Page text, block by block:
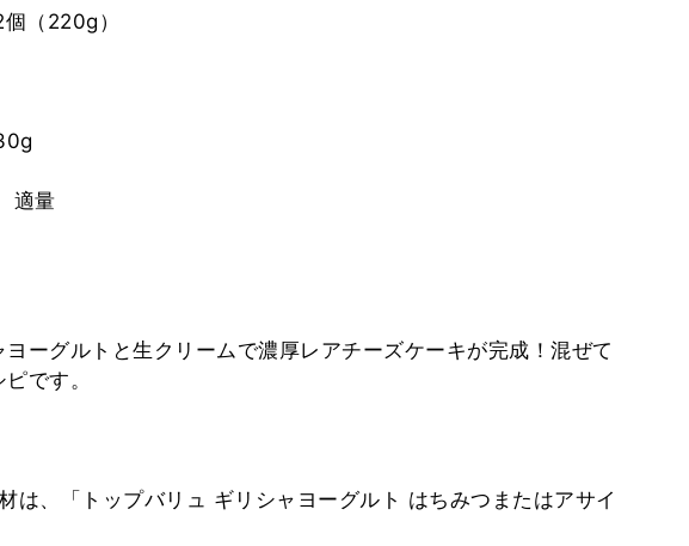
（220g）
適量
ーグルトと生クリームで濃厚レアチーズケーキが完成！混ぜて
です。
は、「トップバリュ ギリシャヨーグルト はちみつまたはアサイ